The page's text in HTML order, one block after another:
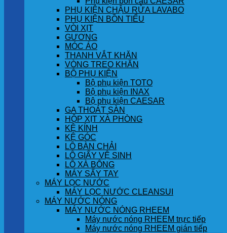
PHỤ KIỆN CHẬU RỬA LAVABO
PHỤ KIỆN BỒN TIỂU
VÒI XỊT
GƯƠNG
MÓC ÁO
THANH VẮT KHĂN
VÒNG TREO KHĂN
BỘ PHỤ KIỆN
Bộ phụ kiện TOTO
Bộ phụ kiện INAX
Bộ phụ kiện CAESAR
GA THOÁT SÀN
HỘP XỊT XÀ PHÒNG
KỆ KÍNH
KỆ GÓC
LÔ BÀN CHẢI
LÔ GIẤY VỆ SINH
LÔ XÀ BÔNG
MÁY SẤY TAY
MÁY LỌC NƯỚC
MÁY LỌC NƯỚC CLEANSUI
MÁY NƯỚC NÓNG
MÁY NƯỚC NÓNG RHEEM
Máy nước nóng RHEEM trực tiếp
Máy nước nóng RHEEM gián tiếp